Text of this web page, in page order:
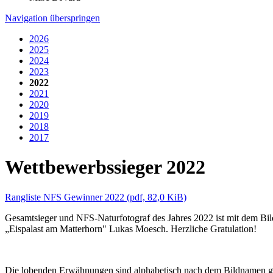
Navigation überspringen
2026
2025
2024
2023
2022
2021
2020
2019
2018
2017
Wettbewerbssieger 2022
Rangliste NFS Gewinner 2022 (pdf, 82,0 KiB)
Gesamtsieger und NFS-Naturfotograf des Jahres 2022 ist mit dem
„Eispalast am Matterhorn" Lukas Moesch. Herzliche Gratulation!
Die lobenden Erwähnungen sind alphabetisch nach dem Bildnamen